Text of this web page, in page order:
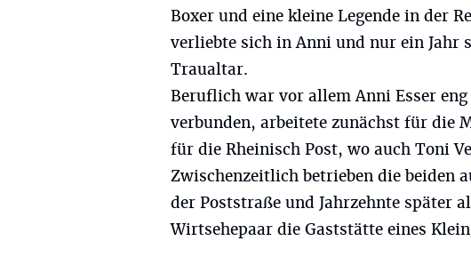
Boxer und eine kleine Legende in der
verliebte sich in Anni und nur ein Jahr
Traualtar.
Beruflich war vor allem Anni Esser
verbunden, arbeitete zunächst für die
für die Rheinisch Post, wo auch Toni
Zwischenzeitlich betrieben die beiden
der Poststraße und Jahrzehnte später
Wirtsehepaar die Gaststätte eines